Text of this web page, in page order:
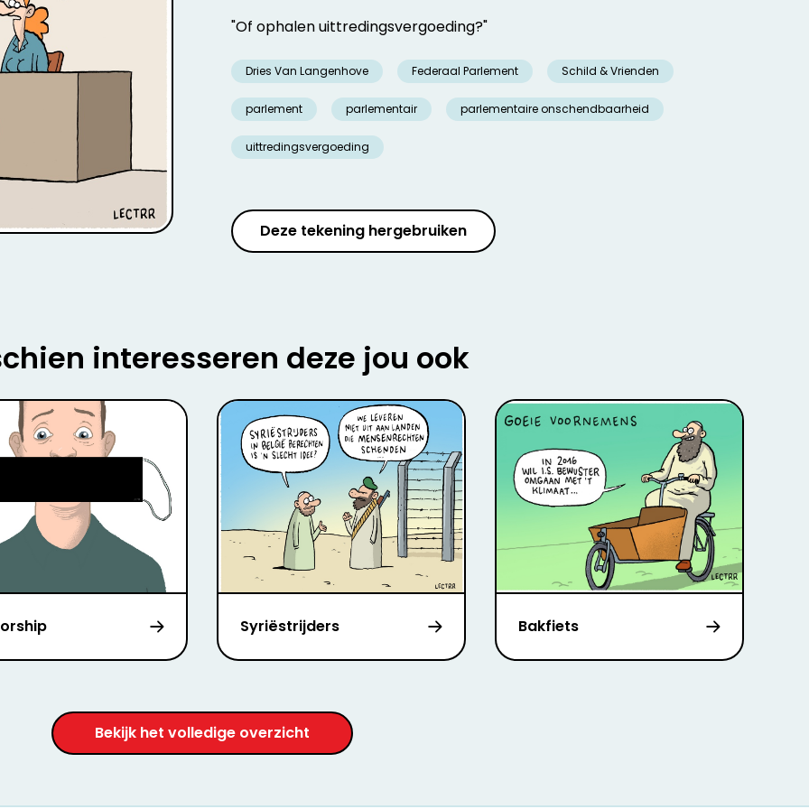
"Of ophalen uittredingsvergoeding?"
Dries Van Langenhove Federaal Parlement Schild & Vrienden
parlement parlementair parlementaire onschendbaarheid
uittredingsvergoeding
Deze tekening hergebruiken
interesseren deze jou ook
Syriëstrijders Bakfiets
Bekijk het volledige overzicht